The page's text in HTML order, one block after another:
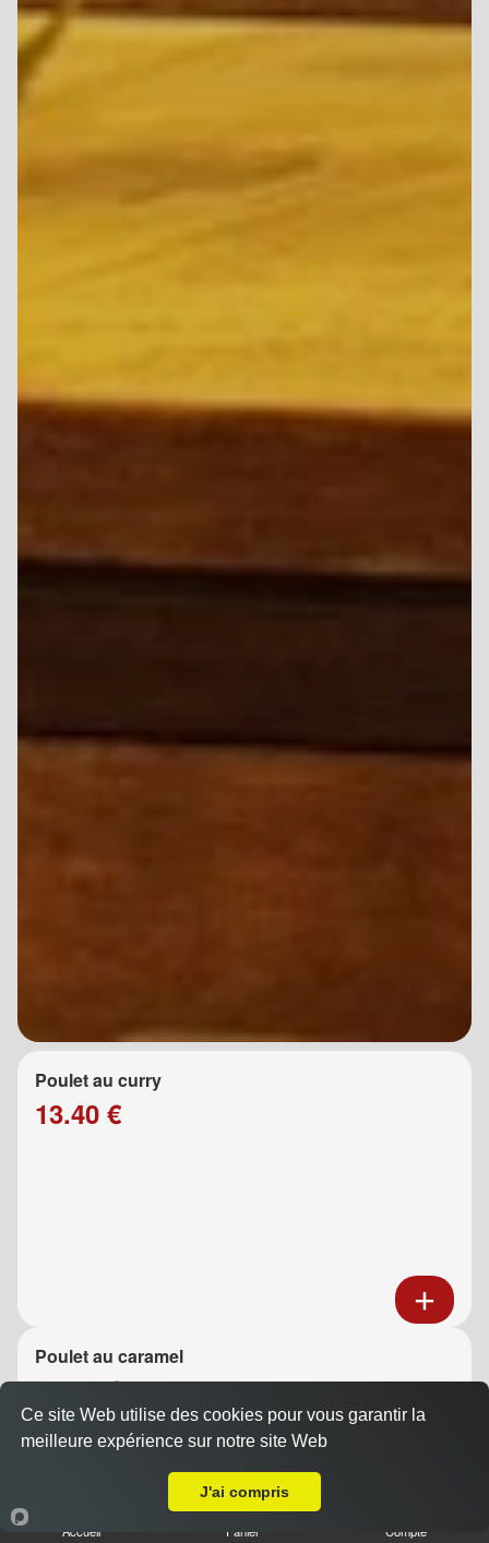
Poulet au curry
13.40 €
Poulet au caramel
13.40 €
Accueil Panier Compte
Ce site Web utilise des cookies pour vous garantir la
meilleure expérience sur notre site Web
J'ai compris